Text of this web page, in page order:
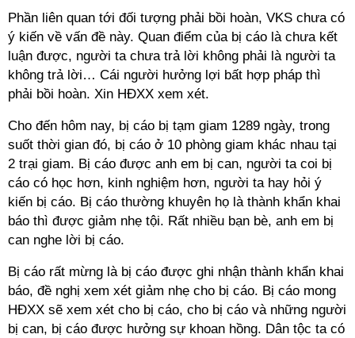
Phần liên quan tới đối tượng phải bồi hoàn, VKS chưa có
ý kiến về vấn đề này. Quan điểm của bị cáo là chưa kết
luận được, người ta chưa trả lời không phải là người ta
không trả lời… Cái người hưởng lợi bất hợp pháp thì
phải bồi hoàn. Xin HĐXX xem xét.
Cho đến hôm nay, bị cáo bị tạm giam 1289 ngày, trong
suốt thời gian đó, bị cáo ở 10 phòng giam khác nhau tại
2 trại giam. Bị cáo được anh em bị can, người ta coi bị
cáo có học hơn, kinh nghiệm hơn, người ta hay hỏi ý
kiến bị cáo. Bị cáo thường khuyên họ là thành khẩn khai
báo thì được giảm nhẹ tội. Rất nhiều bạn bè, anh em bị
can nghe lời bị cáo.
Bị cáo rất mừng là bị cáo được ghi nhận thành khẩn khai
báo, đề nghị xem xét giảm nhẹ cho bị cáo. Bị cáo mong
HĐXX sẽ xem xét cho bị cáo, cho bị cáo và những người
bị can, bị cáo được hưởng sự khoan hồng. Dân tộc ta có